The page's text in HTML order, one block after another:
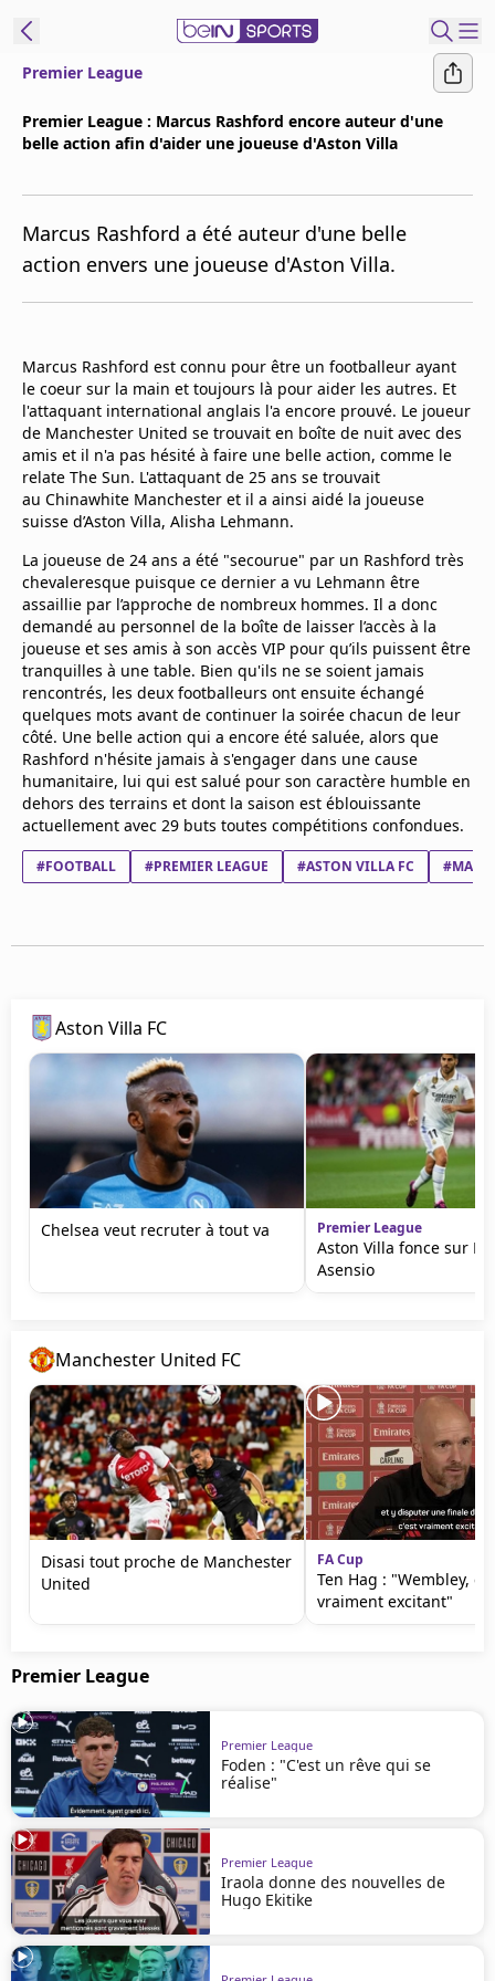
Replays
Podcasts
notifications
Contactez nous
Grille TV
beINSPIRED
CGU
Mentions légales
Protection des données
Paramétrer mon consentement
Premier League
Premier League : Marcus Rashford encore auteur d'une
belle action afin d'aider une joueuse d'Aston Villa
Marcus Rashford a été auteur d'une belle
action envers une joueuse d'Aston Villa.
Marcus Rashford est connu pour être un footballeur ayant
le coeur sur la main et toujours là pour aider les autres. Et
l'attaquant international anglais l'a encore prouvé. Le joueur
de Manchester United se trouvait en boîte de nuit avec des
amis et il n'a pas hésité à faire une belle action, comme le
relate The Sun. L'attaquant de 25 ans se trouvait
au Chinawhite Manchester et il a ainsi aidé la joueuse
suisse d’Aston Villa, Alisha Lehmann.
La joueuse de 24 ans a été "secourue" par un Rashford très
chevaleresque puisque ce dernier a vu Lehmann être
assaillie par l’approche de nombreux hommes. Il a donc
demandé au personnel de la boîte de laisser l’accès à la
joueuse et ses amis à son accès VIP pour qu’ils puissent être
tranquilles à une table. Bien qu'ils ne se soient jamais
rencontrés, les deux footballeurs ont ensuite échangé
quelques mots avant de continuer la soirée chacun de leur
côté. Une belle action qui a encore été saluée, alors que
Rashford n'hésite jamais à s'engager dans une cause
humanitaire, lui qui est salué pour son caractère humble en
dehors des terrains et dont la saison est éblouissante
actuellement avec 29 buts toutes compétitions confondues.
#FOOTBALL #PREMIER LEAGUE #ASTON VILLA FC
Aston Villa FC
Chelsea veut recruter à tout va Premier League
Aston Villa fonce sur
Asensio
Manchester United FC
Disasi tout proche de Manchester
United
FA Cup
Ten Hag : "Wembley,
vraiment excitant"
Premier League
Premier League
Foden : "C'est un rêve qui se
réalise"
Premier League
Iraola donne des nouvelles de
Hugo Ekitike